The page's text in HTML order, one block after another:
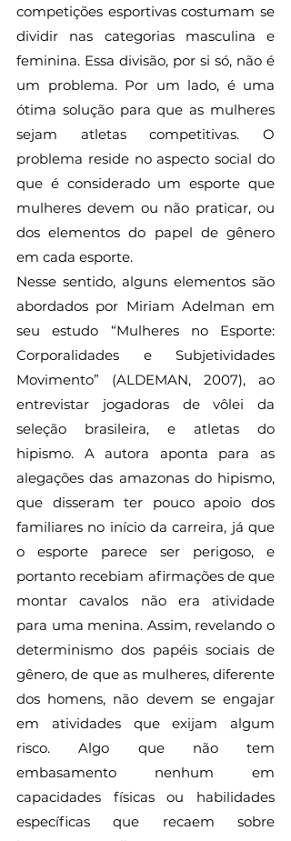
competições esportivas costumam se
dividir nas categorias masculina e
feminina. Essa divisão, por si só, não é
um problema. Por um lado, é uma
ótima solução para que as mulheres
sejam atletas competitivas. O
problema reside no aspecto social do
que é considerado um esporte que
mulheres devem ou não praticar, ou
dos elementos do papel de gênero
em cada esporte.
Nesse sentido, alguns elementos são
abordados por Miriam Adelman em
seu estudo “Mulheres no Esporte:
Corporalidades e Subjetividades
Movimento” (ALDEMAN, 2007), ao
entrevistar jogadoras de vôlei da
seleção brasileira, e atletas do
hipismo. A autora aponta para as
alegações das amazonas do hipismo,
que disseram ter pouco apoio dos
familiares no início da carreira, já que
o esporte parece ser perigoso, e
portanto recebiam afirmações de que
montar cavalos não era atividade
para uma menina. Assim, revelando o
determinismo dos papéis sociais de
gênero, de que as mulheres, diferente
dos homens, não devem se engajar
em atividades que exijam algum
risco. Algo que não tem
embasamento nenhum em
capacidades físicas ou habilidades
específicas que recaem sobre